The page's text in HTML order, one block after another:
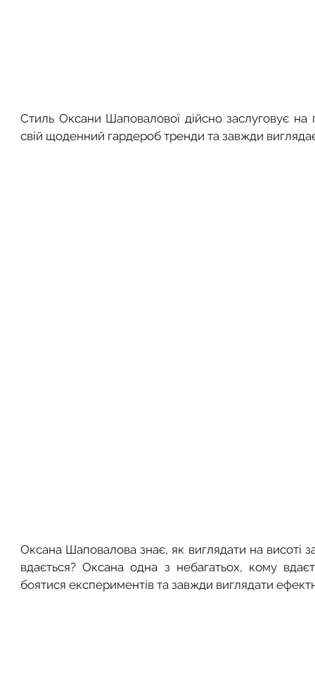
Стиль Оксани Шаповалової дійсно заслуговує
свій щоденний гардероб тренди та завжди
Оксана Шаповалова знає, як виглядати на висоті
вдається? Оксана одна з небагатьох, кому
боятися експериментів та завжди виглядати